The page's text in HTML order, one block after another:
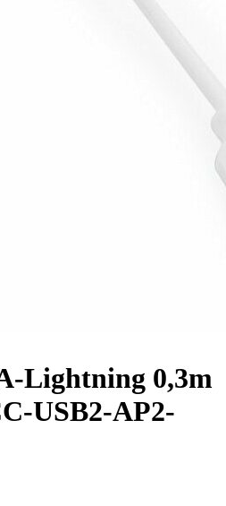
Lightning 0,3m
USB2-AP2-